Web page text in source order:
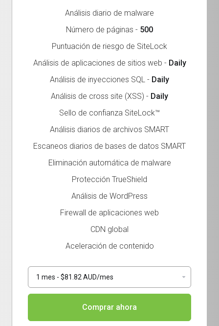
Análisis diario de malware
Número de páginas - 500
Puntuación de riesgo de SiteLock
Análisis de aplicaciones de sitios web - Daily
Análisis de inyecciones SQL - Daily
Análisis de cross site (XSS) - Daily
Sello de confianza SiteLock™
Análisis diarios de archivos SMART
Escaneos diarios de bases de datos SMART
Eliminación automática de malware
Protección TrueShield
Análisis de WordPress
Firewall de aplicaciones web
CDN global
Aceleración de contenido
Comprar ahora